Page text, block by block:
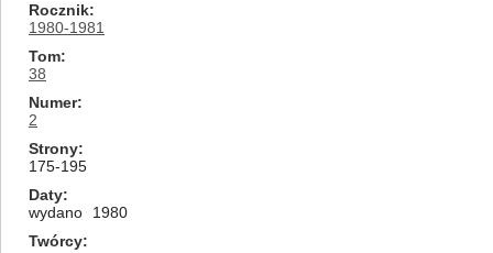
Rocznik
1980-1981
Tom
38
Numer
2
Strony
175-195
Daty
wydano
1980
Twórcy